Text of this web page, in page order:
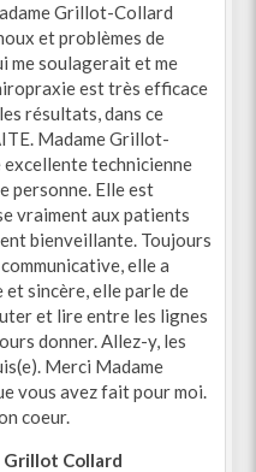
Grillot-Collard
et problèmes de
me soulagerait et me
est très efficace
résultats, dans ce
Madame Grillot-
excellente technicienne
personne. Elle est
vraiment aux patients
bienveillante. Toujours
elle a
et sincère, elle parle de
et lire entre les lignes
donner. Allez-y, les
Merci Madame
vous avez fait pour moi.
coeur.
Grillot Collard